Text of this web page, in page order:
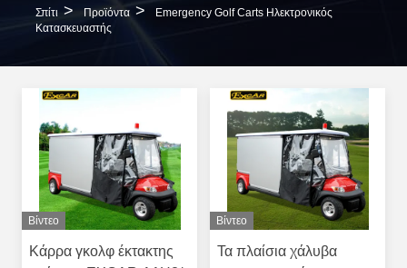
Σπίτι > Προϊόντα >
Emergency Golf Carts Ηλεκτρονικός
Κατασκευαστής
Βίντεο
Κάρρα γκολφ έκτακτης
Βίντεο
Τα πλαίσια χάλυβα